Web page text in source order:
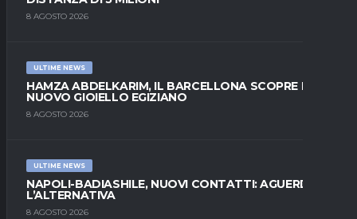
8 AGOSTO 2026
ULTIME NEWS
HAMZA ABDELKARIM, IL BARCELLONA SCOPRE IL
NUOVO GIOIELLO EGIZIANO
8 AGOSTO 2026
ULTIME NEWS
NAPOLI-BADIASHILE, NUOVI CONTATTI: AGUERD È
L’ALTERNATIVA
8 AGOSTO 2026